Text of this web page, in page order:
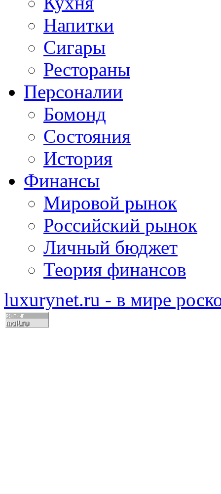
Напитки
Сигары
Рестораны
Персоналии
Бомонд
Состояния
История
Финансы
Мировой рынок
Российский рынок
Личный бюджет
Теория финансов
luxurynet.ru - в мире